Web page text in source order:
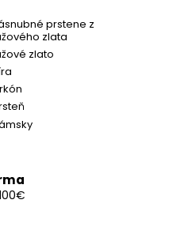
prstene z
zlata
zlato